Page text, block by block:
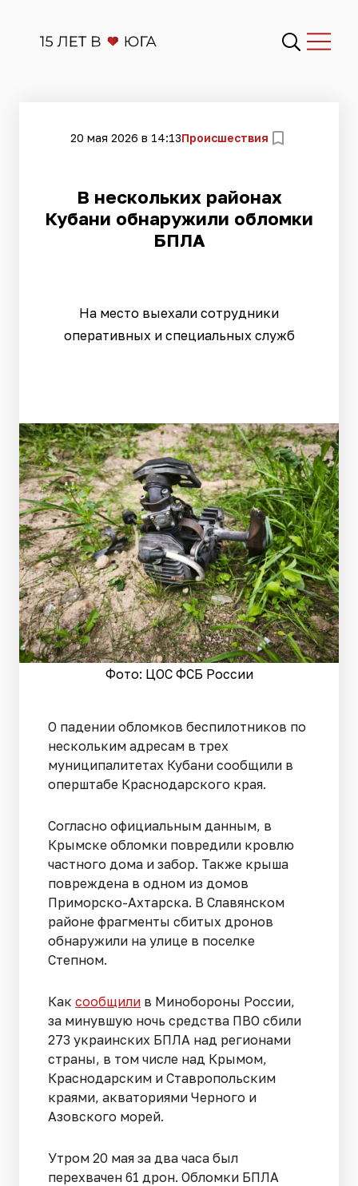
20 мая 2026 в 14:13Происшествия
В нескольких районах
Кубани обнаружили обломки
БПЛА
На место выехали сотрудники
оперативных и специальных служб
Фото: ЦОС ФСБ России
О падении обломков беспилотников по
нескольким адресам в трех
муниципалитетах Кубани сообщили в
оперштабе Краснодарского края.
Согласно официальным данным, в
Крымске обломки повредили кровлю
частного дома и забор. Также крыша
повреждена в одном из домов
Приморско-Ахтарска. В Славянском
районе фрагменты сбитых дронов
обнаружили на улице в поселке
Степном.
Как сообщили в Минобороны России,
за минувшую ночь средства ПВО сбили
273 украинских БПЛА над регионами
страны, в том числе над Крымом,
Краснодарским и Ставропольским
краями, акваториями Черного и
Азовского морей.
Утром 20 мая за два часа был
перехвачен 61 дрон. Обломки БПЛА